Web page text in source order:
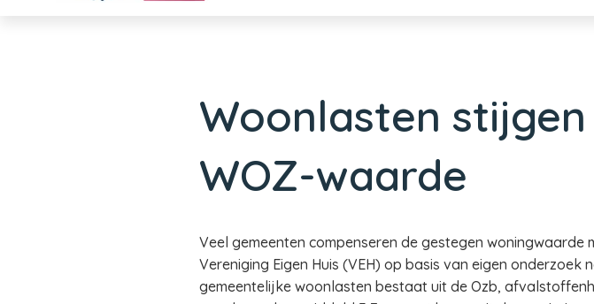
Woonlasten
WOZ-waarde
Veel gemeenten compenseren de gestegen
Vereniging Eigen Huis (VEH) op basis van eigen
gemeentelijke woonlasten bestaat uit de Ozb,